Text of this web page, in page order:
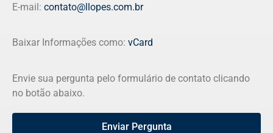
E-mail: contato@llopes.com.br
Baixar Informações como: vCard
Envie sua pergunta pelo formulário de contato clicando
no botão abaixo.
Enviar Pergunta